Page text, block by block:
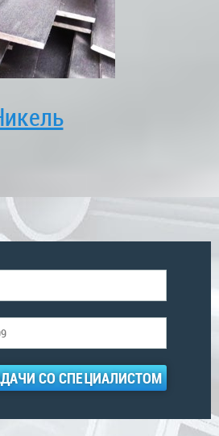
СО СПЕЦИАЛИСТОМ